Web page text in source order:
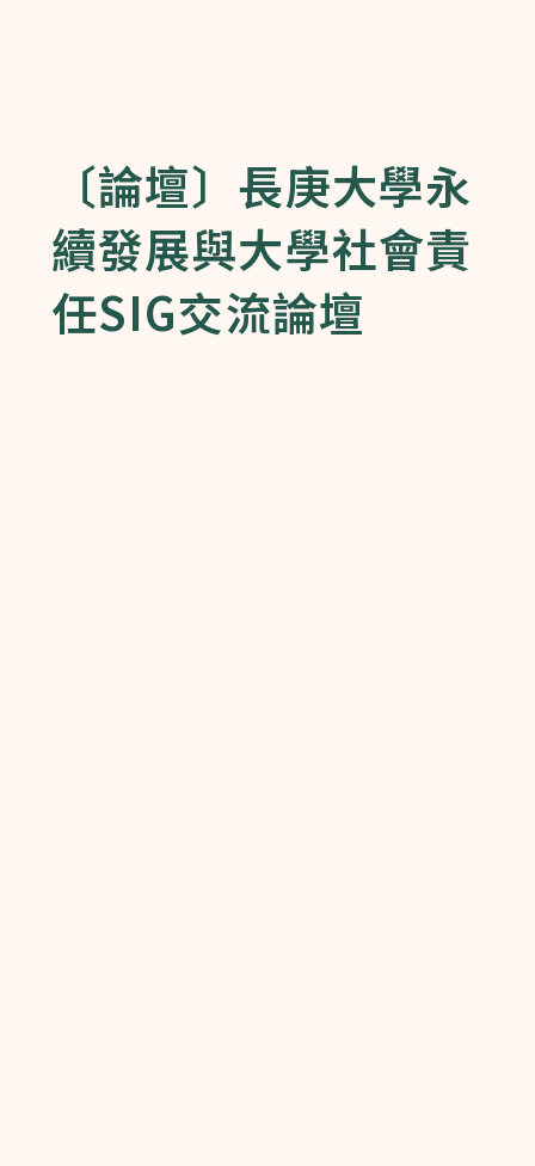
〔論壇〕長庚大學永
續發展與大學社會責
任SIG交流論壇